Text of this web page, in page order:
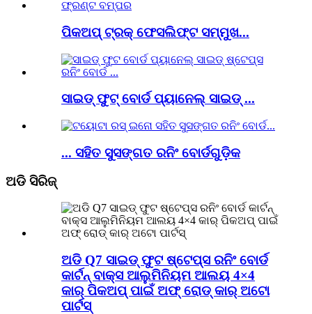
ପିକଅପ୍ ଟ୍ରକ୍ ଫେସଲିଫ୍ଟ ସମ୍ମୁଖ...
ସାଇଡ୍ ଫୁଟ୍ ବୋର୍ଡ ପ୍ୟାନେଲ୍ ସାଇଡ୍ ...
... ସହିତ ସୁସଙ୍ଗତ ରନିଂ ବୋର୍ଡଗୁଡ଼ିକ
ଅଡି ସିରିଜ୍
ଅଡି Q7 ସାଇଡ୍ ଫୁଟ ଷ୍ଟେପ୍ସ ରନିଂ ବୋର୍ଡ
କାର୍ଟନ୍ ବାକ୍ସ ଆଲୁମିନିୟମ ଆଲୟ 4×4
କାର୍ ପିକଅପ୍ ପାଇଁ ଅଫ୍ ରୋଡ୍ କାର୍ ଅଟୋ
ପାର୍ଟସ୍